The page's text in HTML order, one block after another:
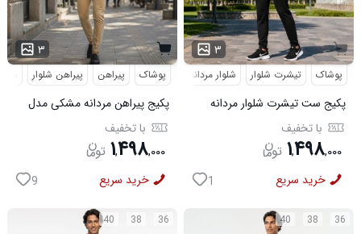
۳
پوشاک پیراهن پیراهن شلوار
پکیج پیراهن مردانه مشکی مدل
VQ شلوار مردانه خاکی مدل
MOBIN
با تخفیف
۱,۴۹۸,۰۰۰
خرید سریع 9
۳
پوشاک تیشرت شلوار شلوار مردانه کفش کفش و صندل کفش ورزشی
پکیج ست تیشرت شلوار مردانه
مردانه مدل pavlo
با تخفیف
۱,۴۹۸,۰۰۰
خرید سریع 1
36
38
40 36
38
40